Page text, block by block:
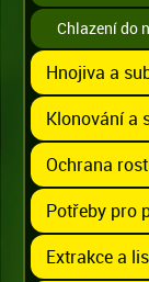
Chlazení do
Hnojiva a
Klonování a
Ochrana
Potřeby pro
Extrakce a